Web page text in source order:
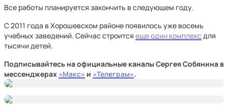
Все работы планируется закончить в следующем году.
С 2011 года в Хорошевском районе появилось уже восемь
учебных заведений. Сейчас строится еще один комплекс для
тысячи детей.
Подписывайтесь на официальные каналы Сергея Собянина в
мессенджерах «Макс» и «Телеграм».